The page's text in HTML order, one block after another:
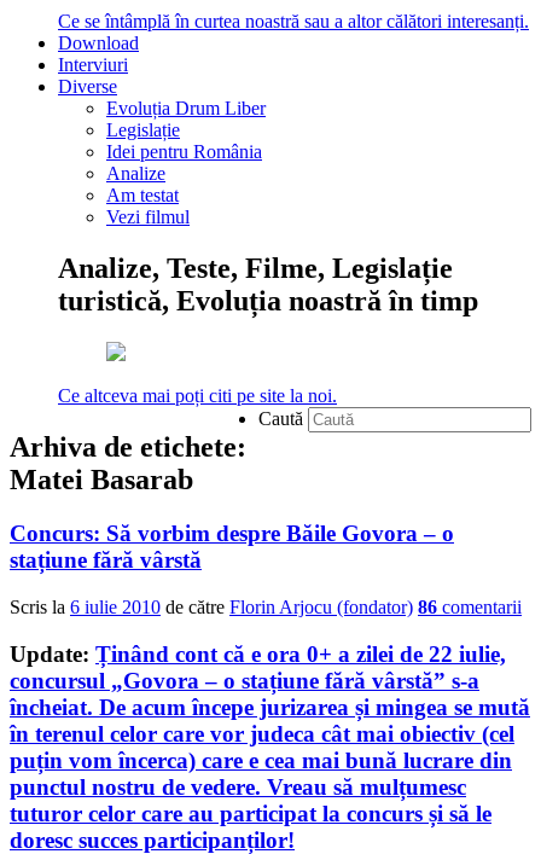
Ce se întâmplă în curtea noastră sau a altor călători interesanți.
Download
Interviuri
Diverse
Evoluția Drum Liber
Legislație
Idei pentru România
Analize
Am testat
Vezi filmul
Analize, Teste, Filme, Legislație
turistică, Evoluția noastră în timp
Ce altceva mai poți citi pe site la noi.
Caută
Arhiva de etichete:
Matei Basarab
Concurs: Să vorbim despre Băile Govora – o
stațiune fără vârstă
Scris la 6 iulie 2010 de către Florin Arjocu (fondator) 86 comentarii
Update: Ținând cont că e ora 0+ a zilei de 22 iulie,
concursul „Govora – o stațiune fără vârstă” s-a
încheiat. De acum începe jurizarea și mingea se mută
în terenul celor care vor judeca cât mai obiectiv (cel
puțin vom încerca) care e cea mai bună lucrare din
punctul nostru de vedere. Vreau să mulțumesc
tuturor celor care au participat la concurs și să le
doresc succes participanților!